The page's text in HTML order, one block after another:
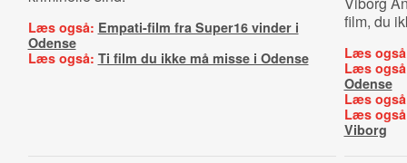
Læs også: Empati-film fra Super16 vinder i
Odense
Læs også: Ti film du ikke må misse i Odense
film, du
Læs
Læs
Odense
Læs
Læs
Viborg